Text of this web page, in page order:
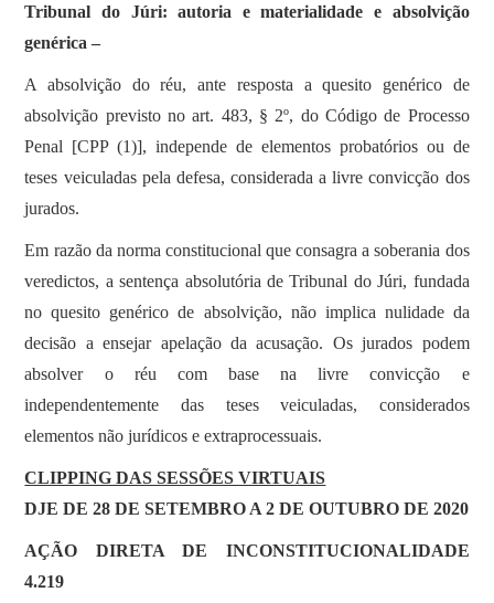
Tribunal do Júri: autoria e materialidade e absolvição
genérica –
A absolvição do réu, ante resposta a quesito genérico de
absolvição previsto no art. 483, § 2º, do Código de Processo
Penal [CPP (1)], independe de elementos probatórios ou de
teses veiculadas pela defesa, considerada a livre convicção dos
jurados.
Em razão da norma constitucional que consagra a soberania dos
veredictos, a sentença absolutória de Tribunal do Júri, fundada
no quesito genérico de absolvição, não implica nulidade da
decisão a ensejar apelação da acusação. Os jurados podem
absolver o réu com base na livre convicção e
independentemente das teses veiculadas, considerados
elementos não jurídicos e extraprocessuais.
CLIPPING DAS SESSÕES VIRTUAIS
DJE DE 28 DE SETEMBRO A 2 DE OUTUBRO DE 2020
AÇÃO DIRETA DE INCONSTITUCIONALIDADE
4.219